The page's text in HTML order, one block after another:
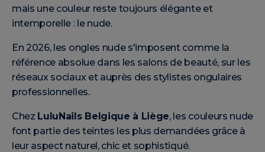
mais une couleur reste toujours élégante et
intemporelle : le nude.
En 2026, les ongles nude s'imposent comme la
référence absolue dans les salons de beauté, sur les
réseaux sociaux et auprès des stylistes ongulaires
professionnelles.
Chez LuluNails Belgique à Liège, les couleurs nude
font partie des teintes les plus demandées grâce à
leur aspect naturel, chic et sophistiqué.